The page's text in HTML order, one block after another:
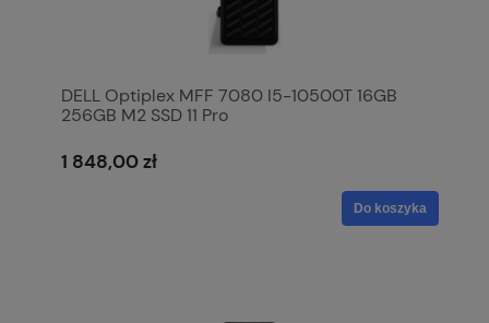
DELL Optiplex MFF 7080 I5-10500T 16GB
256GB M2 SSD 11 Pro
1 848,00 zł
Do koszyka